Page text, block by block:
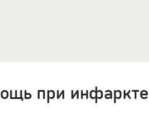
при инфаркте